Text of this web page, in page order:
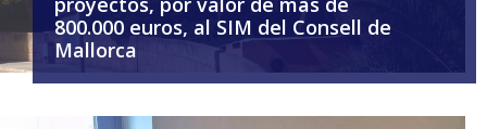
800.000 euros, al SIM del Consell de
Mallorca